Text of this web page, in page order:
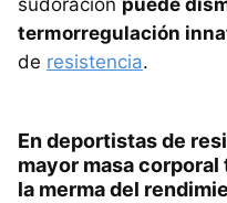
sudoración puede
termorregulación
de resistencia.
En deportistas de
mayor masa
la merma del